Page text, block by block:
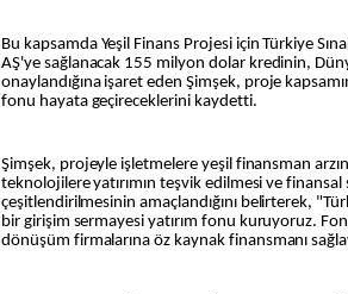
Bu kapsamda Yeşil Finans Projesi için Türkiye
AŞ'ye sağlanacak 155 milyon dolar kredinin,
onaylandığına işaret eden Şimşek, proje
fonu hayata geçireceklerini kaydetti.
Şimşek, projeyle işletmelere yeşil finansman
teknolojilere yatırımın teşvik edilmesi ve
çeşitlendirilmesinin amaçlandığını belirterek,
bir girişim sermayesi yatırım fonu kuruyoruz.
dönüşüm firmalarına öz kaynak finansmanı